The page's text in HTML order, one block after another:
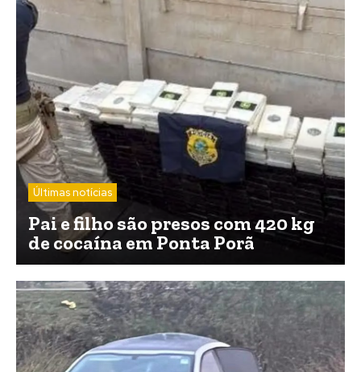
Últimas notícias
Pai e filho são presos com 420 kg
de cocaína em Ponta Porã